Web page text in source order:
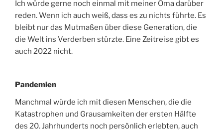
Ich würde gerne noch einmal mit meiner Oma darüber
reden. Wenn ich auch weiß, dass es zu nichts führte. Es
bleibt nur das Mutmaßen über diese Generation, die
die Welt ins Verderben stürzte. Eine Zeitreise gibt es
auch 2022 nicht.
Pandemien
Manchmal würde ich mit diesen Menschen, die die
Katastrophen und Grausamkeiten der ersten Hälfte
des 20. Jahrhunderts noch persönlich erlebten, auch